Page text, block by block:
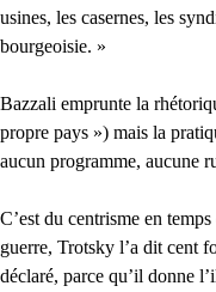
usines, les casernes, les
bourgeoisie. »
Bazzali emprunte la
propre pays ») mais la
aucun programme, aucune
C’est du centrisme en
guerre, Trotsky l’a dit cent
déclaré, parce qu’il donne